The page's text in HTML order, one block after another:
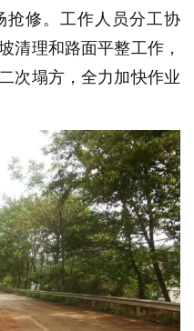
抢修。工作人员分工协
清理和路面平整工作，
次塌方，全力加快作业